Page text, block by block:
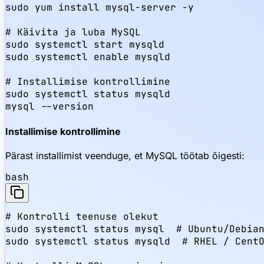
sudo yum install mysql-server -y
# Käivita ja luba MySQL
sudo systemctl start mysqld
sudo systemctl enable mysqld
# Installimise kontrollimine
sudo systemctl status mysqld
mysql --version
Installimise kontrollimine
Pärast installimist veenduge, et MySQL töötab õigesti:
bash
# Kontrolli teenuse olekut
sudo systemctl status mysql  # Ubuntu/Debian
sudo systemctl status mysqld  # RHEL /